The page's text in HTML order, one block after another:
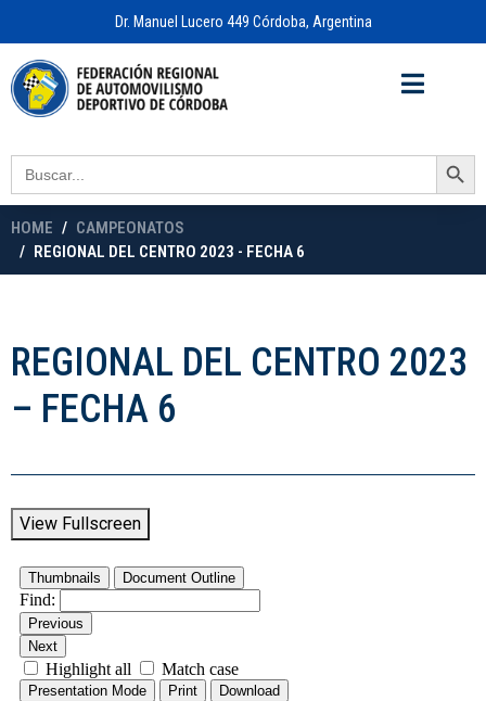
Dr. Manuel Lucero 449 Córdoba, Argentina
Search
for:
Search Button
HOME
CAMPEONATOS
REGIONAL DEL CENTRO 2023 - FECHA 6
REGIONAL DEL CENTRO 2023
– FECHA 6
View Fullscreen